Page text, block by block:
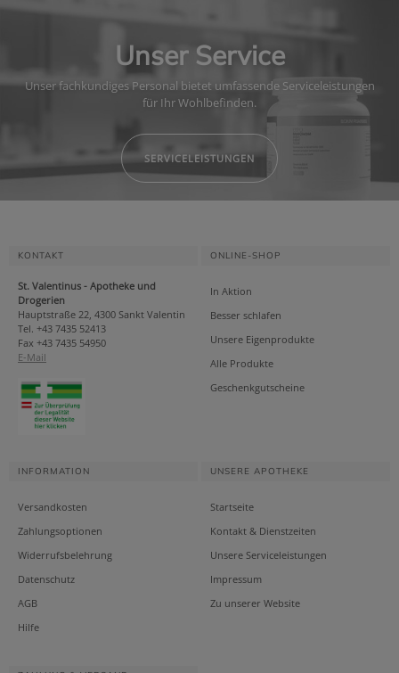
Unser Service
Unser fachkundiges Personal bietet umfassende Serviceleistungen
für Ihr Wohlbefinden.
SERVICELEISTUNGEN
KONTAKT
St. Valentinus - Apotheke und
Drogerien
Hauptstraße 22, 4300 Sankt Valentin
Tel. +43 7435 52413
Fax +43 7435 54950
E-Mail
ONLINE-SHOP
In Aktion
Besser schlafen
Unsere Eigenprodukte
Alle Produkte
Geschenkgutscheine
INFORMATION
Versandkosten
Zahlungsoptionen
Widerrufsbelehrung
Datenschutz
AGB
Hilfe
UNSERE APOTHEKE
Startseite
Kontakt & Dienstzeiten
Unsere Serviceleistungen
Impressum
Zu unserer Website